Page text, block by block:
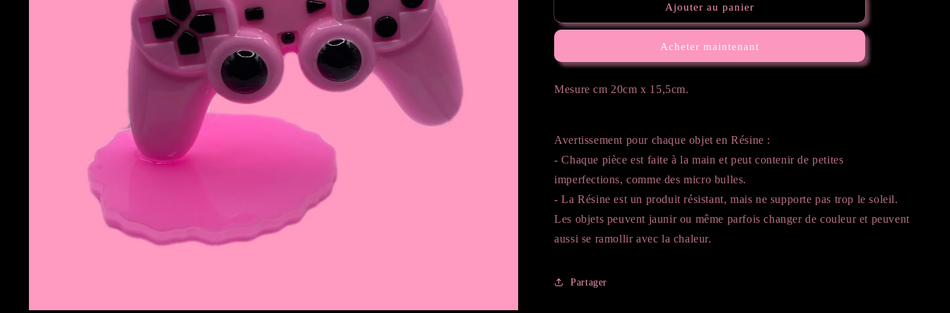
Veilleuse
Veilleuse
rose
Ajouter au panier
Acheter maintenant
Mesure cm 20cm x 15,5cm.
Avertissement pour chaque objet en Résine :
- Chaque pièce est faite à la main et peut contenir de petites
imperfections, comme des micro bulles.
- La Résine est un produit résistant, mais ne supporte pas trop le soleil.
Les objets peuvent jaunir ou même parfois changer de couleur et peuvent
aussi se ramollir avec la chaleur.
Partager